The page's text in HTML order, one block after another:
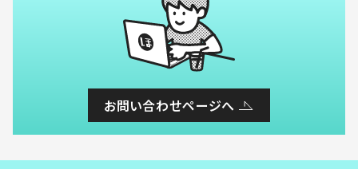
お問い合わせページへ